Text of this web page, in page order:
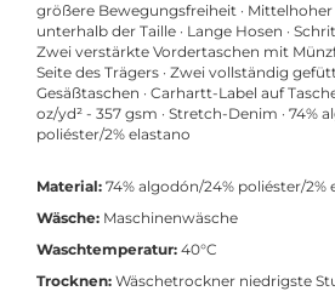
größere Bewegungsfreiheit ·
unterhalb der Taille · Lange Hosen ·
Zwei verstärkte Vordertaschen mit
Seite des Trägers · Zwei vollständig
Gesäßtaschen · Carhartt-Label auf
oz/yd² - 357 gsm · Stretch-Denim · 74%
poliéster/2% elastano
Material: 74% algodón/24% poliéster/2%
Wäsche: Maschinenwäsche
Waschtemperatur: 40°C
Trocknen: Wäschetrockner niedrigste